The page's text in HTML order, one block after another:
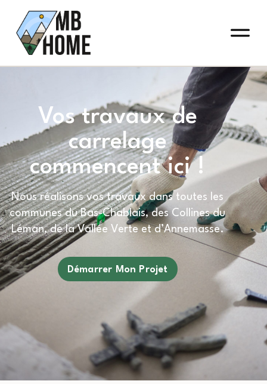
Vos travaux de
carrelage
commencent ici !
Nous réalisons vos travaux dans toutes les
communes du Bas-Chablais, des Collines du
Léman, de la Vallée Verte et d’Annemasse.
Démarrer Mon Projet